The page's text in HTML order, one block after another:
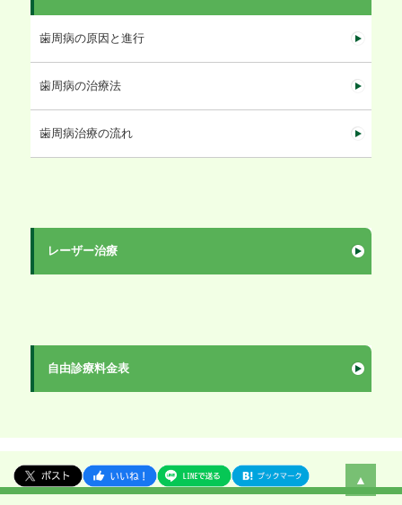
歯周病の原因と進行
歯周病の治療法
歯周病治療の流れ
レーザー治療
自由診療料金表
▲